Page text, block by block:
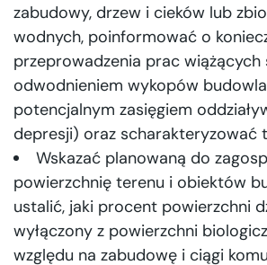
zabudowy, drzew i cieków lub
wodnych, poinformować o
przeprowadzenia prac wiążących
odwodnieniem wykopów
potencjalnym zasięgiem
depresji) oraz scharakteryzować
Wskazać planowaną do
powierzchnię terenu i obiektów
ustalić, jaki procent powierzchni
wyłączony z powierzchni
względu na zabudowę i ciągi